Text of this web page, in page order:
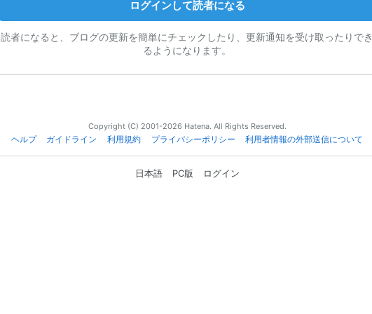
ログインして読者になる
読者になると、ブログの更新を簡単にチェックしたり、更新通知を受け取ったりでき
るようになります。
Copyright (C) 2001-2026 Hatena. All Rights Reserved.
ヘルプ
ガイドライン 利用規約 プライバシーポリシー 利用者情報の外部送信について
日本語 PC版 ログイン